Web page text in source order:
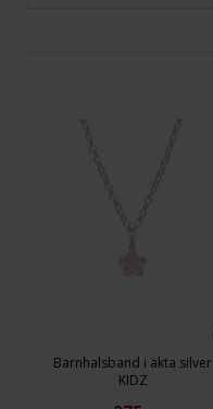
Barnhalsband i äkta silver
KIDZ